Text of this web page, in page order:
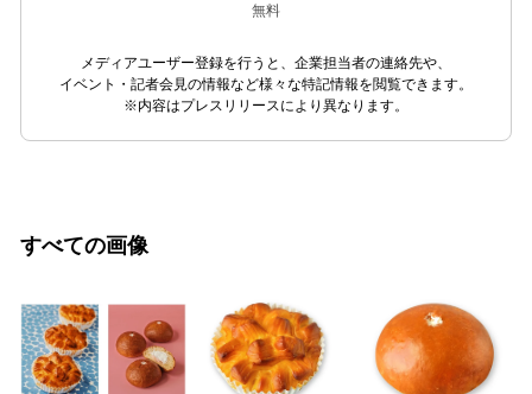
無料
メディアユーザー登録を行うと、企業担当者の連絡先や、
イベント・記者会見の情報など様々な特記情報を閲覧できます。
※内容はプレスリリースにより異なります。
すべての画像